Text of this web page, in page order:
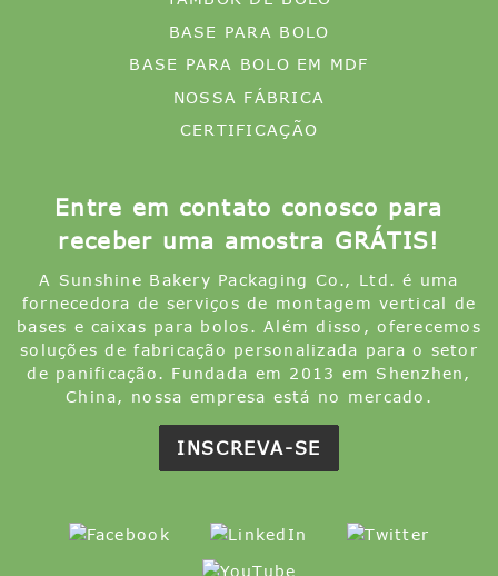
BASE PARA BOLO
BASE PARA BOLO EM MDF
NOSSA FÁBRICA
CERTIFICAÇÃO
Entre em contato conosco para
receber uma amostra GRÁTIS!
A Sunshine Bakery Packaging Co., Ltd. é uma
fornecedora de serviços de montagem vertical de
bases e caixas para bolos. Além disso, oferecemos
soluções de fabricação personalizada para o setor
de panificação. Fundada em 2013 em Shenzhen,
China, nossa empresa está no mercado.
INSCREVA-SE